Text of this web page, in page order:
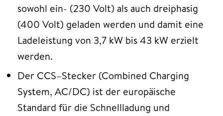
sowohl ein- (230 Volt) als auch dreiphasig
(400 Volt) geladen werden und damit eine
Ladeleistung von 3,7 kW bis 43 kW erzielt
werden.
Der CCS–Stecker (Combined Charging
System, AC/DC) ist der europäische
Standard für die Schnellladung und